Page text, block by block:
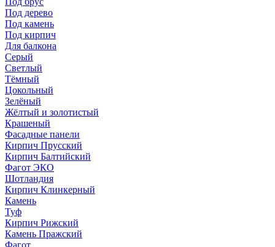
Под дерево
Под камень
Под кирпич
Для балкона
Серый
Светлый
Тёмный
Цокольный
Зелёный
Жёлтый и золотистый
Крашеный
Фасадные панели
Кирпич Прусский
Кирпич Балтийский
Фагот ЭКО
Шотландия
Кирпич Клинкерный
Камень
Туф
Кирпич Рижский
Камень Пражский
Фагот